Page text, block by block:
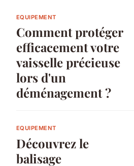
EQUIPEMENT
Comment protéger
efficacement votre
vaisselle précieuse
lors d'un
déménagement ?
EQUIPEMENT
Découvrez le
balisage